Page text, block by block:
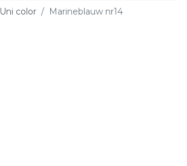
Uni color Marineblauw nr14